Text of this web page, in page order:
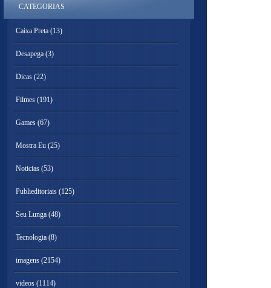
CATEGORIAS
Caixa Preta (13)
Desapega (3)
Dicas (22)
Filmes (191)
Games (67)
Mostra Eu (25)
Noticias (53)
Publieditoriais (125)
Seu Lunga (48)
Tecnologia (8)
imagens (2154)
videos (1114)